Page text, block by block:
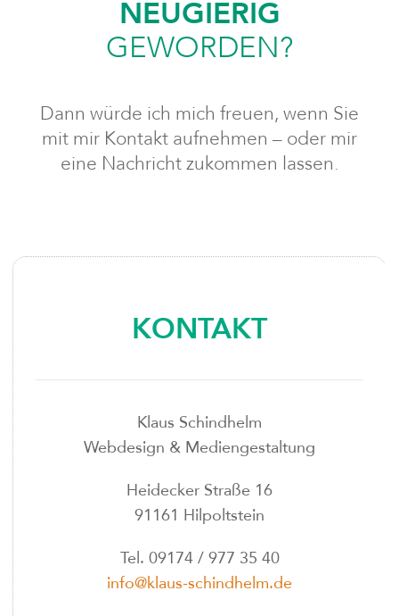
NEUGIERIG
GEWORDEN?
Dann würde ich mich freuen, wenn Sie
mit mir Kontakt aufnehmen – oder mir
eine Nachricht zukommen lassen.
KONTAKT
Klaus Schindhelm
Webdesign & Mediengestaltung
Heidecker Straße 16
91161 Hilpoltstein
Tel. 09174 / 977 35 40
info@klaus-schindhelm.de